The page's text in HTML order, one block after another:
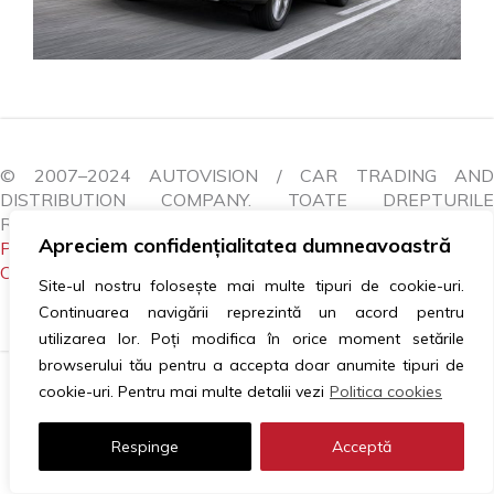
Apreciem confidențialitatea dumneavoastră
Site-ul nostru folosește mai multe tipuri de cookie-uri.
Continuarea navigării reprezintă un acord pentru
utilizarea lor. Poți modifica în orice moment setările
browserului tău pentru a accepta doar anumite tipuri de
cookie-uri. Pentru mai multe detalii vezi Politica cookies
Respinge Acceptă
© 2007–2024 AUTOVISION / CAR TRADING AND
DISTRIBUTION COMPANY. TOATE DREPTURILE
REZERVATE.
POLITICA COOKIES|GDPR|ANPC|LITIGII
CONTACTEAZĂ-NE